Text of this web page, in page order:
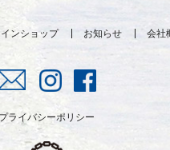
ンショップ お知らせ 会社
プライバシーポリシー